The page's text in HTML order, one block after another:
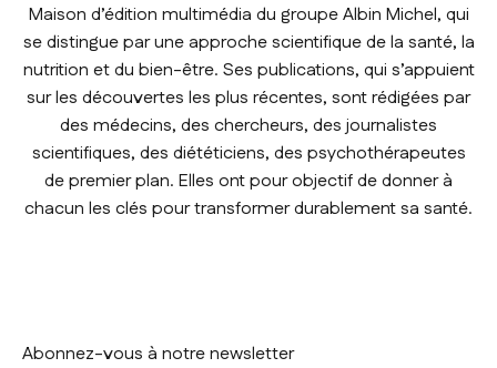
Maison d’édition multimédia du groupe Albin Michel, qui
se distingue par une approche scientifique de la santé, la
nutrition et du bien-être. Ses publications, qui s’appuient
sur les découvertes les plus récentes, sont rédigées par
des médecins, des chercheurs, des journalistes
scientifiques, des diététiciens, des psychothérapeutes
de premier plan. Elles ont pour objectif de donner à
chacun les clés pour transformer durablement sa santé.
Abonnez-vous à notre newsletter